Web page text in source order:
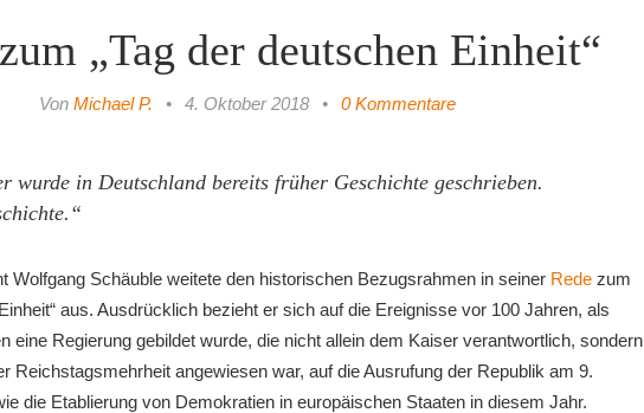
„Tag der deutschen Einheit“
Von Michael P. • 4. Oktober 2018 • 0 Kommentare
wurde in Deutschland bereits früher Geschichte geschrieben.
Wolfgang Schäuble weitete den historischen Bezugsrahmen in seiner Rede zum
aus. Ausdrücklich bezieht er sich auf die Ereignisse vor 100 Jahren, als
eine Regierung gebildet wurde, die nicht allein dem Kaiser verantwortlich, sondern
Reichstagsmehrheit angewiesen war, auf die Ausrufung der Republik am 9.
die Etablierung von Demokratien in europäischen Staaten in diesem Jahr.